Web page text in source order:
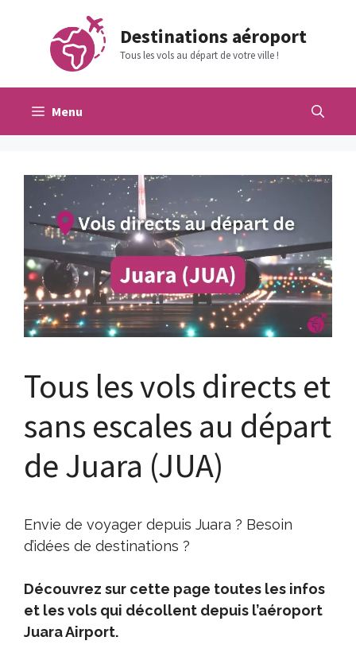
contenu
Destinations aéroport
Tous les vols au départ de votre ville !
Menu
Tous les vols directs et
sans escales au départ
de Juara (JUA)
Envie de voyager depuis Juara ? Besoin
d’idées de destinations ?
Découvrez sur cette page toutes les infos
et les vols qui décollent depuis l’aéroport
Juara Airport.